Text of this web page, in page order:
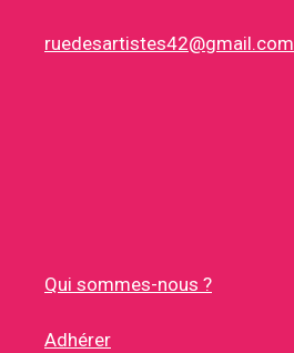
ruedesartistes42@gmail.com
Qui sommes-nous ?
Adhérer